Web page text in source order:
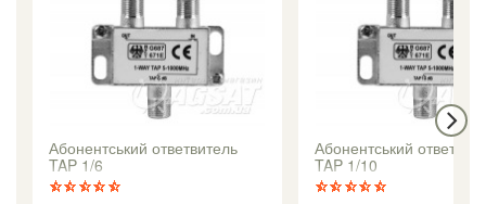
Абонентський ответвитель
TAP 1/6
Абонентський
TAP 1/10